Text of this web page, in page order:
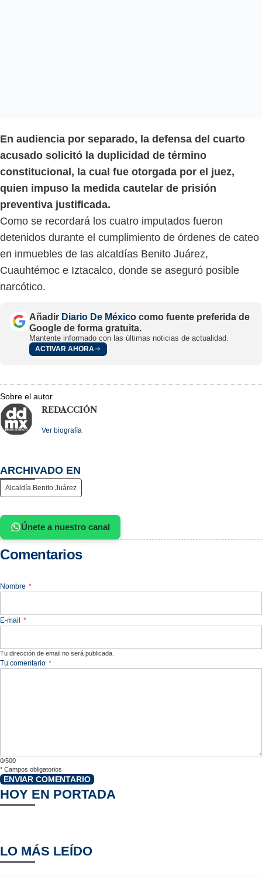
En audiencia por separado, la defensa del cuarto
acusado solicitó la duplicidad de término
constitucional, la cual fue otorgada por el juez,
quien impuso la medida cautelar de prisión
preventiva justificada.
Como se recordará los cuatro imputados fueron
detenidos durante el cumplimiento de órdenes de cateo
en inmuebles de las alcaldías Benito Juárez,
Cuauhtémoc e Iztacalco, donde se aseguró posible
narcótico.
Añadir Diario De México como fuente preferida de
Google de forma gratuita.
Mantente informado con las últimas noticias de actualidad.
ACTIVAR AHORA
Sobre el autor
REDACCIÓN
Ver biografía
ARCHIVADO EN
Alcaldía Benito Juárez
Únete a nuestro canal
Comentarios
Nombre *
E-mail *
Tu dirección de email no será publicada.
Tu comentario *
0/500
* Campos obligatorios
ENVIAR COMENTARIO
HOY EN PORTADA
LO MÁS LEÍDO